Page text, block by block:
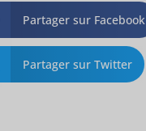
Partager sur Facebook
Partager sur Twitter